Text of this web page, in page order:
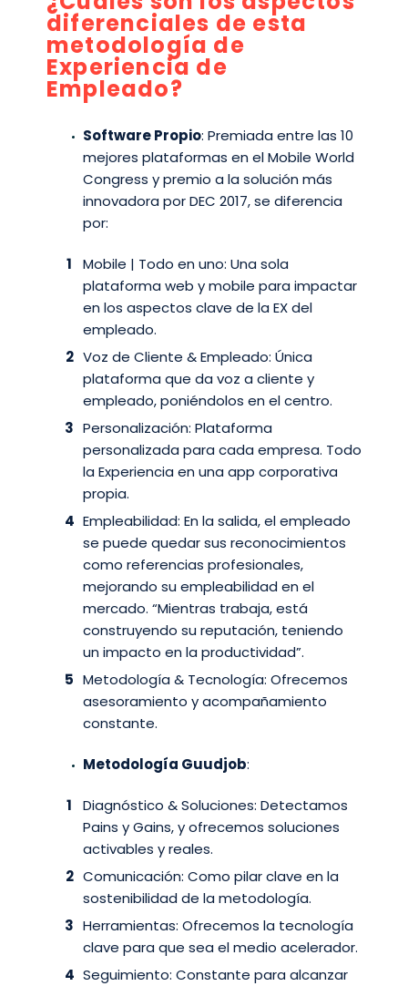
diferenciales de esta
metodología de
Experiencia de
Empleado?
Software Propio: Premiada entre las 10
mejores plataformas en el Mobile World
Congress y premio a la solución más
innovadora por DEC 2017, se diferencia
por:
Mobile | Todo en uno: Una sola
plataforma web y mobile para impactar
en los aspectos clave de la EX del
empleado.
Voz de Cliente & Empleado: Única
plataforma que da voz a cliente y
empleado, poniéndolos en el centro.
Personalización: Plataforma
personalizada para cada empresa. Todo
la Experiencia en una app corporativa
propia.
Empleabilidad: En la salida, el empleado
se puede quedar sus reconocimientos
como referencias profesionales,
mejorando su empleabilidad en el
mercado. “Mientras trabaja, está
construyendo su reputación, teniendo
un impacto en la productividad”.
Metodología & Tecnología: Ofrecemos
asesoramiento y acompañamiento
constante.
Metodología Guudjob:
Diagnóstico & Soluciones: Detectamos
Pains y Gains, y ofrecemos soluciones
activables y reales.
Comunicación: Como pilar clave en la
sostenibilidad de la metodología.
Herramientas: Ofrecemos la tecnología
clave para que sea el medio acelerador.
Seguimiento: Constante para alcanzar